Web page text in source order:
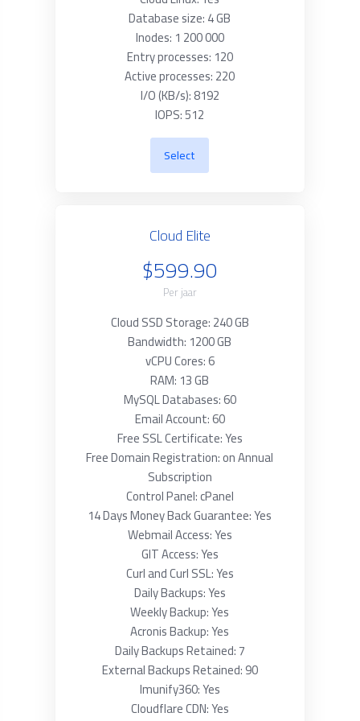
Database size: 4 GB
Inodes: 1 200 000
Entry processes: 120
Active processes: 220
I/O (KB/s): 8192
IOPS: 512
Select
Cloud Elite
$599.90
Per jaar
Cloud SSD Storage: 240 GB
Bandwidth: 1200 GB
vCPU Cores: 6
RAM: 13 GB
MySQL Databases: 60
Email Account: 60
Free SSL Certificate: Yes
Free Domain Registration: on Annual
Subscription
Control Panel: cPanel
14 Days Money Back Guarantee: Yes
Webmail Access: Yes
GIT Access: Yes
Curl and Curl SSL: Yes
Daily Backups: Yes
Weekly Backup: Yes
Acronis Backup: Yes
Daily Backups Retained: 7
External Backups Retained: 90
Imunify360: Yes
Cloudflare CDN: Yes